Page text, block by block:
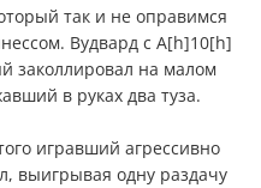
так и не оправимся
Вудвард с А[h]10[h]
заколлировал на малом
в руках два туза.
игравший агрессивно
выигрывая одну раздачу